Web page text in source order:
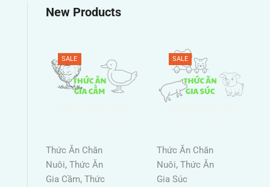
New Products
SALE
Thức Ăn Chăn
Nuôi, Thức Ăn
Gia Cầm, Thức
SALE
Thức Ăn Chăn
Nuôi, Thức Ăn
Gia Súc